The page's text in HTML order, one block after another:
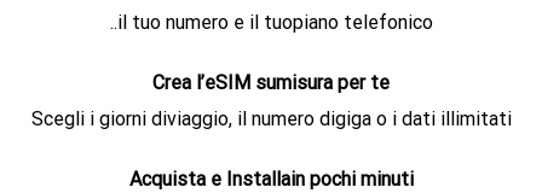
..il tuo numero e il tuopiano telefonico
Crea l’eSIM sumisura per te
Scegli i giorni diviaggio, il numero digiga o i dati illimitati
Acquista e Installain pochi minuti